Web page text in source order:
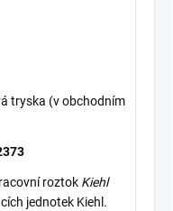
tryska (v obchodním
roztok Kiehl
jednotek Kiehl.